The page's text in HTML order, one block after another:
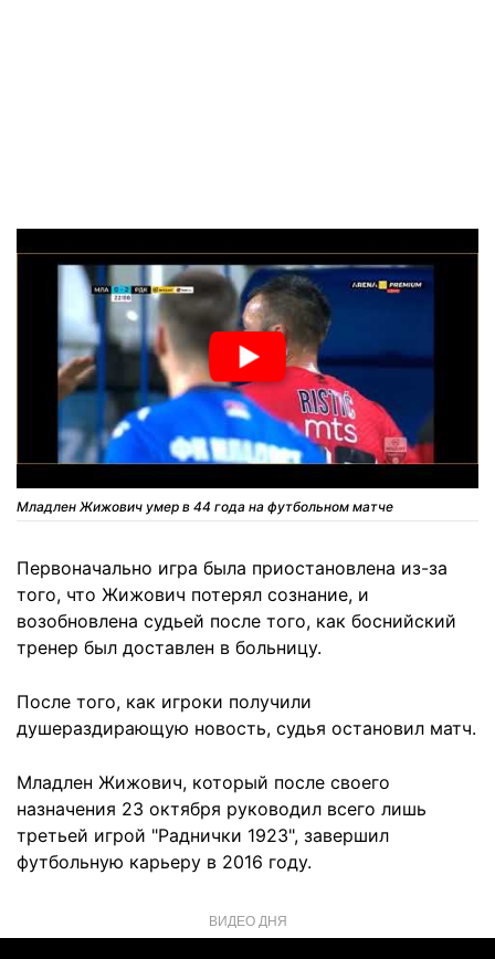
Младлен Жижович умер в 44 года на футбольном матче
Первоначально игра была приостановлена ​​из-за
того, что Жижович потерял сознание, и
возобновлена ​​судьей после того, как боснийский
тренер был доставлен в больницу.
После того, как игроки получили
душераздирающую новость, судья остановил матч.
Младлен Жижович, который после своего
назначения 23 октября руководил всего лишь
третьей игрой "Раднички 1923", завершил
футбольную карьеру в 2016 году.
ВИДЕО ДНЯ